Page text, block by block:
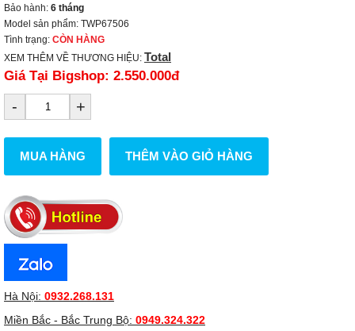
Bảo hành: 6 tháng
Model sản phẩm: TWP67506
Tình trạng: CÒN HÀNG
XEM THÊM VỀ THƯƠNG HIỆU: Total
Giá Tại Bigshop: 2.550.000đ
- +
MUA HÀNG THÊM VÀO GIỎ HÀNG
Hà Nội: 0932.268.131
Miền Bắc - Bắc Trung Bộ: 0949.324.322